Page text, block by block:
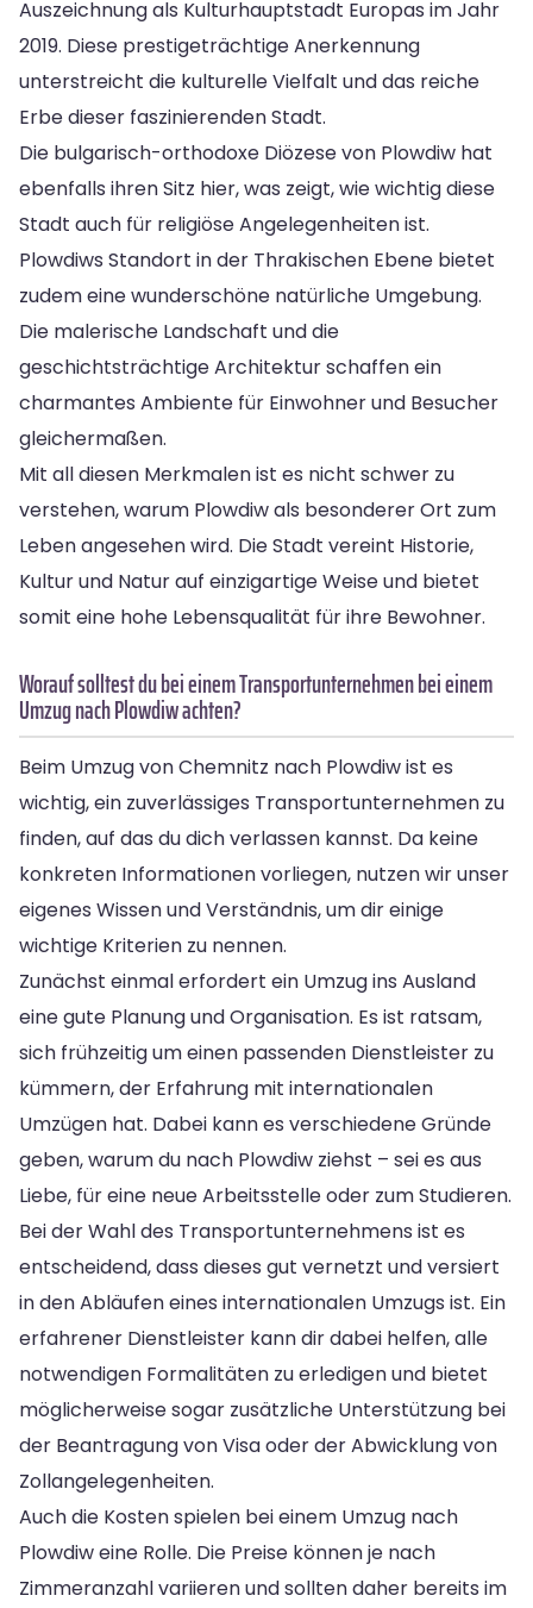
Auszeichnung als Kulturhauptstadt Europas im Jahr
2019. Diese prestigeträchtige Anerkennung
unterstreicht die kulturelle Vielfalt und das reiche
Erbe dieser faszinierenden Stadt.
Die bulgarisch-orthodoxe Diözese von Plowdiw hat
ebenfalls ihren Sitz hier, was zeigt, wie wichtig diese
Stadt auch für religiöse Angelegenheiten ist.
Plowdiws Standort in der Thrakischen Ebene bietet
zudem eine wunderschöne natürliche Umgebung.
Die malerische Landschaft und die
geschichtsträchtige Architektur schaffen ein
charmantes Ambiente für Einwohner und Besucher
gleichermaßen.
Mit all diesen Merkmalen ist es nicht schwer zu
verstehen, warum Plowdiw als besonderer Ort zum
Leben angesehen wird. Die Stadt vereint Historie,
Kultur und Natur auf einzigartige Weise und bietet
somit eine hohe Lebensqualität für ihre Bewohner.
Worauf solltest du bei einem Transportunternehmen bei einem
Umzug nach Plowdiw achten?
Beim Umzug von Chemnitz nach Plowdiw ist es
wichtig, ein zuverlässiges Transportunternehmen zu
finden, auf das du dich verlassen kannst. Da keine
konkreten Informationen vorliegen, nutzen wir unser
eigenes Wissen und Verständnis, um dir einige
wichtige Kriterien zu nennen.
Zunächst einmal erfordert ein Umzug ins Ausland
eine gute Planung und Organisation. Es ist ratsam,
sich frühzeitig um einen passenden Dienstleister zu
kümmern, der Erfahrung mit internationalen
Umzügen hat. Dabei kann es verschiedene Gründe
geben, warum du nach Plowdiw ziehst – sei es aus
Liebe, für eine neue Arbeitsstelle oder zum Studieren.
Bei der Wahl des Transportunternehmens ist es
entscheidend, dass dieses gut vernetzt und versiert
in den Abläufen eines internationalen Umzugs ist. Ein
erfahrener Dienstleister kann dir dabei helfen, alle
notwendigen Formalitäten zu erledigen und bietet
möglicherweise sogar zusätzliche Unterstützung bei
der Beantragung von Visa oder der Abwicklung von
Zollangelegenheiten.
Auch die Kosten spielen bei einem Umzug nach
Plowdiw eine Rolle. Die Preise können je nach
Zimmeranzahl variieren und sollten daher bereits im